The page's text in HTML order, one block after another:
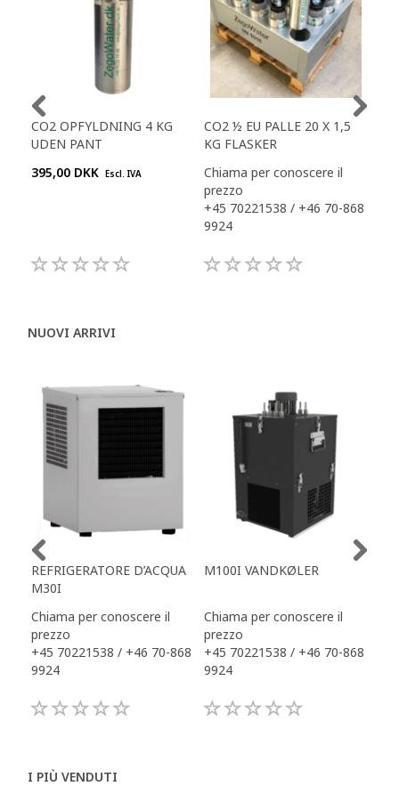
CO2 OPFYLDNING 4 KG
UDEN PANT
395,00 DKK Escl. IVA
CO2 ½ EU PALLE 20 X 1,5
KG FLASKER
Chiama per conoscere il
prezzo
+45 70221538 / +46 70-868
9924
NUOVI ARRIVI
REFRIGERATORE D’ACQUA
M30I
Chiama per conoscere il
prezzo
+45 70221538 / +46 70-868
9924
M100I VANDKØLER
Chiama per conoscere il
prezzo
+45 70221538 / +46 70-868
9924
I PIÙ VENDUTI